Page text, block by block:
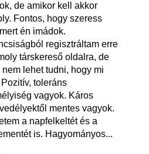
de amikor kell akkor
Fontos, hogy szeress
én imádok.
regisztráltam erre
társkereső oldalra, de
nem lehet tudni, hogy mi
Pozitív, toleráns
vagyok. Káros
mentes vagyok.
a napfelkeltét és a
is. Hagyományos...